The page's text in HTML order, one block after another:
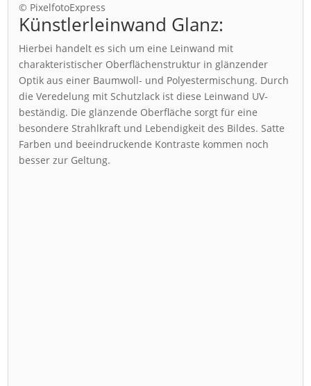
© PixelfotoExpress
Künstlerleinwand Glanz:
Hierbei handelt es sich um eine Leinwand mit
charakteristischer Oberflächenstruktur in glänzender
Optik aus einer Baumwoll- und Polyestermischung. Durch
die Veredelung mit Schutzlack ist diese Leinwand UV-
beständig. Die glänzende Oberfläche sorgt für eine
besondere Strahlkraft und Lebendigkeit des Bildes. Satte
Farben und beeindruckende Kontraste kommen noch
besser zur Geltung.